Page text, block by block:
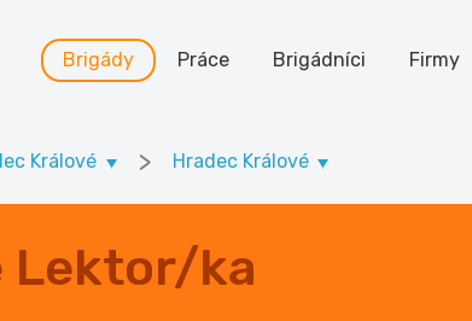
Brigády Práce Brigádníci Firmy
Králové > Hradec Králové
Lektor/ka